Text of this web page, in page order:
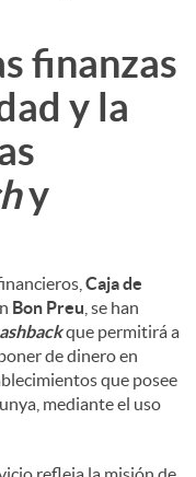
finanzas
y la
y
Caja de
Bon Preu , se han
que permitirá a
de dinero en
que posee
mediante el uso